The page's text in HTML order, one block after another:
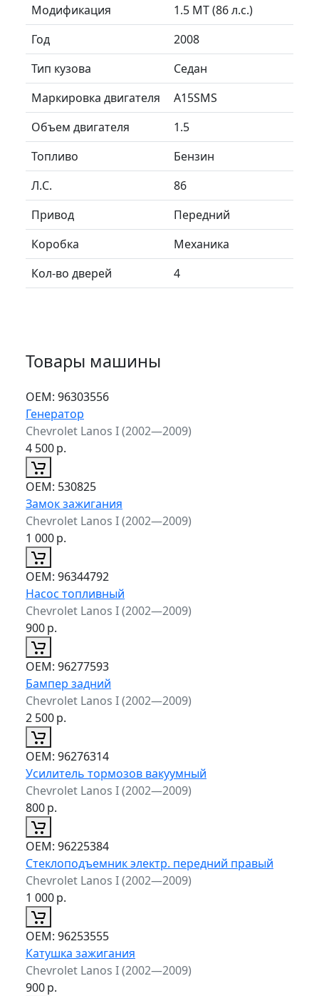
Модификация
1.5 MT (86 л.с.)
Год
2008
Тип кузова
Седан
Маркировка двигателя
A15SMS
Объем двигателя
1.5
Топливо
Бензин
Л.C.
86
Привод
Передний
Коробка
Механика
Кол-во дверей
4
Товары машины
ОЕМ: 96303556
Генератор
Chevrolet Lanos I (2002—2009)
4 500р.
ОЕМ: 530825
Замок зажигания
Chevrolet Lanos I (2002—2009)
1 000р.
ОЕМ: 96344792
Насос топливный
Chevrolet Lanos I (2002—2009)
900р.
ОЕМ: 96277593
Бампер задний
Chevrolet Lanos I (2002—2009)
2 500р.
ОЕМ: 96276314
Усилитель тормозов вакуумный
Chevrolet Lanos I (2002—2009)
800р.
ОЕМ: 96225384
Стеклоподъемник электр. передний правый
Chevrolet Lanos I (2002—2009)
1 000р.
ОЕМ: 96253555
Катушка зажигания
Chevrolet Lanos I (2002—2009)
900р.